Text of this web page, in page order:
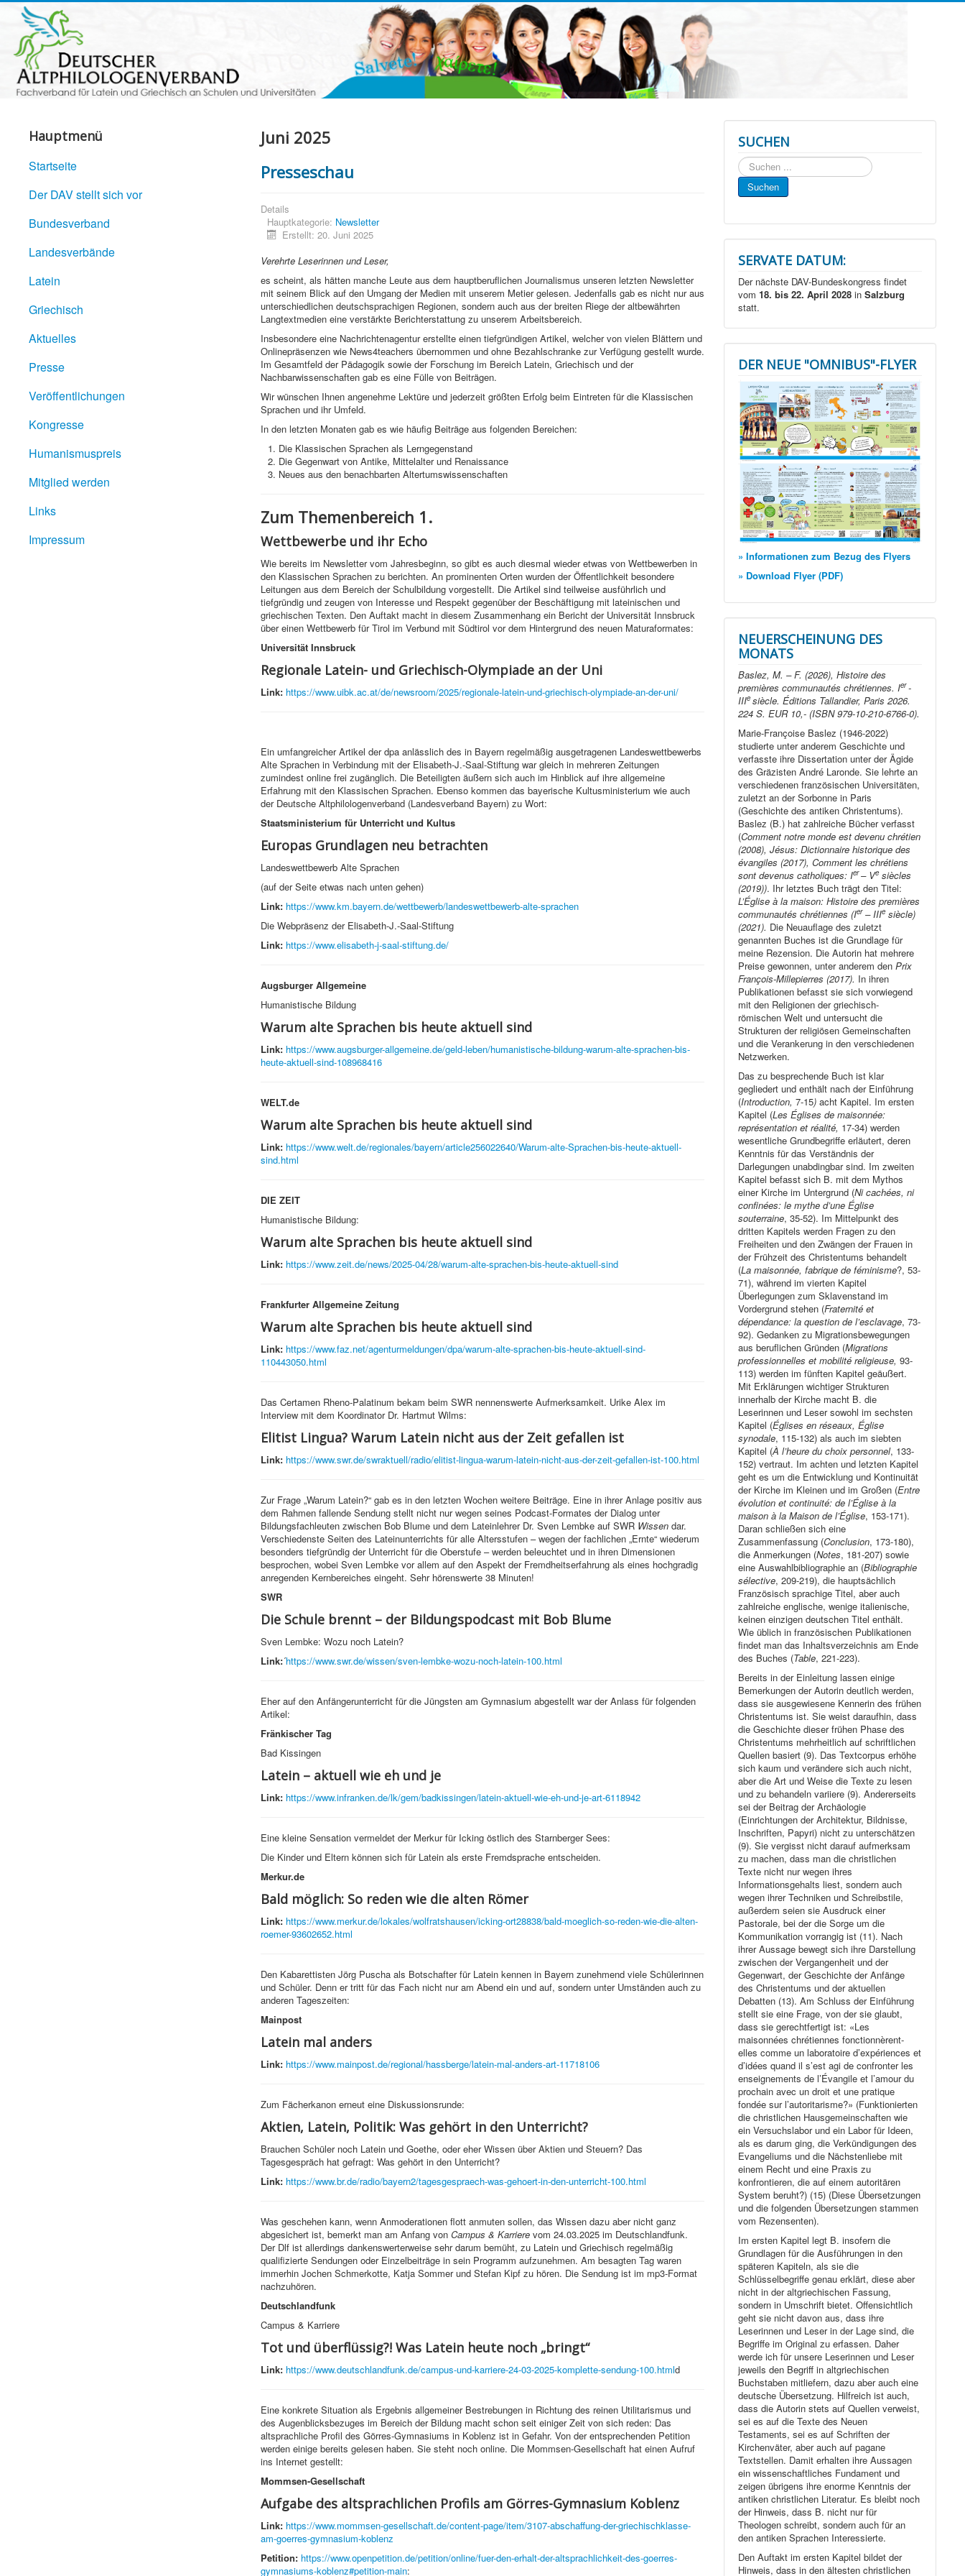
Hauptmenü
Startseite
Der DAV stellt sich vor
Bundesverband
Landesverbände
Latein
Griechisch
Aktuelles
Presse
Veröffentlichungen
Kongresse
Humanismuspreis
Mitglied werden
Links
Impressum
Juni 2025
Presseschau
Details
Hauptkategorie: Newsletter
Erstellt: 20. Juni 2025
Verehrte Leserinnen und Leser,
es scheint, als hätten manche Leute aus dem hauptberuflichen Journalismus unseren letzten Newsletter
mit seinem Blick auf den Umgang der Medien mit unserem Metier gelesen. Jedenfalls gab es nicht nur aus
unterschiedlichen deutschsprachigen Regionen, sondern auch aus der breiten Riege der altbewährten
Langtextmedien eine verstärkte Berichterstattung zu unserem Arbeitsbereich.
Insbesondere eine Nachrichtenagentur erstellte einen tiefgründigen Artikel, welcher von vielen Blättern und
Onlinepräsenzen wie News4teachers übernommen und ohne Bezahlschranke zur Verfügung gestellt wurde.
Im Gesamtfeld der Pädagogik sowie der Forschung im Bereich Latein, Griechisch und der
Nachbarwissenschaften gab es eine Fülle von Beiträgen.
Wir wünschen Ihnen angenehme Lektüre und jederzeit größten Erfolg beim Eintreten für die Klassischen
Sprachen und ihr Umfeld.
In den letzten Monaten gab es wie häufig Beiträge aus folgenden Bereichen:
Die Klassischen Sprachen als Lerngegenstand
Die Gegenwart von Antike, Mittelalter und Renaissance
Neues aus den benachbarten Altertumswissenschaften
Zum Themenbereich 1.
Wettbewerbe und ihr Echo
Wie bereits im Newsletter vom Jahresbeginn, so gibt es auch diesmal wieder etwas von Wettbewerben in
den Klassischen Sprachen zu berichten. An prominenten Orten wurden der Öffentlichkeit besondere
Leitungen aus dem Bereich der Schulbildung vorgestellt. Die Artikel sind teilweise ausführlich und
tiefgründig und zeugen von Interesse und Respekt gegenüber der Beschäftigung mit lateinischen und
griechischen Texten. Den Auftakt macht in diesem Zusammenhang ein Bericht der Universität Innsbruck
über einen Wettbewerb für Tirol im Verbund mit Südtirol vor dem Hintergrund des neuen Maturaformates:
Universität Innsbruck
Regi­o­nale Latein- und Grie­chisch-Olym­pi­ade an der Uni
Link: https://www.uibk.ac.at/de/newsroom/2025/regionale-latein-und-griechisch-olympiade-an-der-uni/
Ein umfangreicher Artikel der dpa anlässlich des in Bayern regelmäßig ausgetragenen Landeswettbewerbs
Alte Sprachen in Verbindung mit der Elisabeth-J.-Saal-Stiftung war gleich in mehreren Zeitungen
zumindest online frei zugänglich. Die Beteiligten äußern sich auch im Hinblick auf ihre allgemeine
Erfahrung mit den Klassischen Sprachen. Ebenso kommen das bayerische Kultusministerium wie auch
der Deutsche Altphilologenverband (Landesverband Bayern) zu Wort:
Staatsministerium für Unterricht und Kultus
Europas Grundlagen neu betrachten
Landeswettbewerb Alte Sprachen
(auf der Seite etwas nach unten gehen)
Link: https://www.km.bayern.de/wettbewerb/landeswettbewerb-alte-sprachen
Die Webpräsenz der Elisabeth-J.-Saal-Stiftung
Link: https://www.elisabeth-j-saal-stiftung.de/
Augsburger Allgemeine
Humanistische Bildung
Warum alte Sprachen bis heute aktuell sind
Link: https://www.augsburger-allgemeine.de/geld-leben/humanistische-bildung-warum-alte-sprachen-bis-
heute-aktuell-sind-108968416
WELT.de
Warum alte Sprachen bis heute aktuell sind
Link: https://www.welt.de/regionales/bayern/article256022640/Warum-alte-Sprachen-bis-heute-aktuell-
sind.html
DIE ZEIT
Humanistische Bildung:
Warum alte Sprachen bis heute aktuell sind
Link: https://www.zeit.de/news/2025-04/28/warum-alte-sprachen-bis-heute-aktuell-sind
Frankfurter Allgemeine Zeitung
Warum alte Sprachen bis heute aktuell sind
Link: https://www.faz.net/agenturmeldungen/dpa/warum-alte-sprachen-bis-heute-aktuell-sind-
110443050.html
Das Certamen Rheno-Palatinum bekam beim SWR nennenswerte Aufmerksamkeit. Urike Alex im
Interview mit dem Koordinator Dr. Hartmut Wilms:
Elitist Lingua? Warum Latein nicht aus der Zeit gefallen ist
Link: https://www.swr.de/swraktuell/radio/elitist-lingua-warum-latein-nicht-aus-der-zeit-gefallen-ist-100.html
Zur Frage „Warum Latein?“ gab es in den letzten Wochen weitere Beiträge. Eine in ihrer Anlage positiv aus
dem Rahmen fallende Sendung stellt nicht nur wegen seines Podcast-Formates der Dialog unter
Bildungsfachleuten zwischen Bob Blume und dem Lateinlehrer Dr. Sven Lembke auf SWR Wissendar.
Verschiedenste Seiten des Lateinunterrichts für alle Altersstufen – wegen der fachlichen „Ernte“ wiederum
besonders tiefgründig der Unterricht für die Oberstufe – werden beleuchtet und in ihren Dimensionen
besprochen, wobei Sven Lembke vor allem auf den Aspekt der Fremdheitserfahrung als eines hochgradig
anregenden Kernbereiches eingeht. Sehr hörenswerte 38 Minuten!
SWR
Die Schule brennt – der Bildungspodcast mit Bob Blume
Sven Lembke: Wozu noch Latein?
Link:´https://www.swr.de/wissen/sven-lembke-wozu-noch-latein-100.html
Eher auf den Anfängerunterricht für die Jüngsten am Gymnasium abgestellt war der Anlass für folgenden
Artikel:
Fränkischer Tag
Bad Kissingen
Latein – aktuell wie eh und je
Link: https://www.infranken.de/lk/gem/badkissingen/latein-aktuell-wie-eh-und-je-art-6118942
Eine kleine Sensation vermeldet der Merkur für Icking östlich des Starnberger Sees:
Die Kinder und Eltern können sich für Latein als erste Fremdsprache entscheiden.
Merkur.de
Bald möglich: So reden wie die alten Römer
Link: https://www.merkur.de/lokales/wolfratshausen/icking-ort28838/bald-moeglich-so-reden-wie-die-alten-
roemer-93602652.html
Den Kabarettisten Jörg Puscha als Botschafter für Latein kennen in Bayern zunehmend viele Schülerinnen
und Schüler. Denn er tritt für das Fach nicht nur am Abend ein und auf, sondern unter Umständen auch zu
anderen Tageszeiten:
Mainpost
Latein mal anders
Link: https://www.mainpost.de/regional/hassberge/latein-mal-anders-art-11718106
Zum Fächerkanon erneut eine Diskussionsrunde:
Aktien, Latein, Politik: Was gehört in den Unterricht?
Brauchen Schüler noch Latein und Goethe, oder eher Wissen über Aktien und Steuern? Das
Tagesgespräch hat gefragt: Was gehört in den Unterricht?
Link: https://www.br.de/radio/bayern2/tagesgespraech-was-gehoert-in-den-unterricht-100.html
Was geschehen kann, wenn Anmoderationen flott anmuten sollen, das Wissen dazu aber nicht ganz
abgesichert ist, bemerkt man am Anfang von Campus & Karrierevom 24.03.2025 im Deutschlandfunk.
Der Dlf ist allerdings dankenswerterweise sehr darum bemüht, zu Latein und Griechisch regelmäßig
qualifizierte Sendungen oder Einzelbeiträge in sein Programm aufzunehmen. Am besagten Tag waren
immerhin Jochen Schmerkotte, Katja Sommer und Stefan Kipf zu hören. Die Sendung ist im mp3-Format
nachzuhören.
Deutschlandfunk
Campus & Karriere
Tot und überflüssig?! Was Latein heute noch „bringt“
Link: https://www.deutschlandfunk.de/campus-und-karriere-24-03-2025-komplette-sendung-100.htmld
Eine konkrete Situation als Ergebnis allgemeiner Bestrebungen in Richtung des reinen Utilitarismus und
des Augenblicksbezuges im Bereich der Bildung macht schon seit einiger Zeit von sich reden: Das
altsprachliche Profil des Görres-Gymnasiums in Koblenz ist in Gefahr. Von der entsprechenden Petition
werden einige bereits gelesen haben. Sie steht noch online. Die Mommsen-Gesellschaft hat einen Aufruf
ins Internet gestellt:
Mommsen-Gesellschaft
Aufgabe des altsprachlichen Profils am Görres-Gymnasium Koblenz
Link: https://www.mommsen-gesellschaft.de/content-page/item/3107-abschaffung-der-griechischklasse-
am-goerres-gymnasium-koblenz
Petition: https://www.openpetition.de/petition/online/fuer-den-erhalt-der-altsprachlichkeit-des-goerres-
gymnasiums-koblenz#petition-main:
SUCHEN
Suchen
...
Suchen
SERVATE DATUM:
Der nächste DAV-Bundeskongress findet
vom18. bis 22. April 2028 inSalzburg
statt.
DER NEUE "OMNIBUS"-FLYER
» Informationen zum Bezug des Flyers
» Download Flyer (PDF)
NEUERSCHEINUNG DES
MONATS
Baslez, M. – F. (2026), Histoire des
premières communautés chrétiennes. Ier-
IIIe siècle. Éditions Tallandier, Paris 2026.
224 S. EUR 10,- (ISBN 979-10-210-6766-0).
Marie-Françoise Baslez (1946-2022)
studierte unter anderem Geschichte und
verfasste ihre Dissertation unter der Ägide
des Gräzisten André Laronde. Sie lehrte an
verschiedenen französischen Universitäten,
zuletzt an der Sorbonne in Paris
(Geschichte des antiken Christentums).
Baslez (B.) hat zahlreiche Bücher verfasst
(Comment notre monde est devenu chrétien
(2008), Jésus: Dictionnaire historique des
évangiles (2017), Comment les chrétiens
sont devenus catholiques: Ier– Ve siècles
(2019)). Ihr letztes Buch trägt den Titel:
L’Église à la maison: Histoire des premières
communautés chrétiennes (Ier– IIIe siècle)
(2021). Die Neuauflage des zuletzt
genannten Buches ist die Grundlage für
meine Rezension. Die Autorin hat mehrere
Preise gewonnen, unter anderem denPrix
François-Millepierres (2017). In ihren
Publikationen befasst sie sich vorwiegend
mit den Religionen der griechisch-
römischen Welt und untersucht die
Strukturen der religiösen Gemeinschaften
und die Verankerung in den verschiedenen
Netzwerken.
Das zu besprechende Buch ist klar
gegliedert und enthält nach der Einführung
(Introduction,7-15)acht Kapitel. Im ersten
Kapitel (Les Églises de maisonnée:
représentation et réalité, 17-34) werden
wesentliche Grundbegriffe erläutert, deren
Kenntnis für das Verständnis der
Darlegungen unabdingbar sind. Im zweiten
Kapitel befasst sich B. mit dem Mythos
einer Kirche im Untergrund (Ni cachées, ni
confinées: le mythe d’une Église
souterraine, 35-52). Im Mittelpunkt des
dritten Kapitels werden Fragen zu den
Freiheiten und den Zwängen der Frauen in
der Frühzeit des Christentums behandelt
(La maisonnée, fabrique de féminisme?, 53-
71), während im vierten Kapitel
Überlegungen zum Sklavenstand im
Vordergrund stehen (Fraternité et
dépendance: la question de l’esclavage, 73-
92). Gedanken zu Migrationsbewegungen
aus beruflichen Gründen (Migrations
professionnelles et mobilité religieuse,93-
113) werden im fünften Kapitel geäußert.
Mit Erklärungen wichtiger Strukturen
innerhalb der Kirche macht B. die
Leserinnen und Leser sowohl im sechsten
Kapitel (Églises en réseaux, Église
synodale, 115-132) als auch im siebten
Kapitel (À l’heure du choix personnel, 133-
152) vertraut. Im achten und letzten Kapitel
geht es um die Entwicklung und Kontinuität
der Kirche im Kleinen und im Großen (Entre
évolution et continuité: de l’Église à la
maison à la Maison de l’Église, 153-171).
Daran schließen sich eine
Zusammenfassung (Conclusion, 173-180),
die Anmerkungen (Notes, 181-207) sowie
eine Auswahlbibliographie an (Bibliographie
sélective, 209-219), die hauptsächlich
Französisch sprachige Titel, aber auch
zahlreiche englische, wenige italienische,
keinen einzigen deutschen Titel enthält.
Wie üblich in französischen Publikationen
findet man das Inhaltsverzeichnis am Ende
des Buches (Table, 221-223).
Bereits in der Einleitung lassen einige
Bemerkungen der Autorin deutlich werden,
dass sie ausgewiesene Kennerin des frühen
Christentums ist. Sie weist daraufhin, dass
die Geschichte dieser frühen Phase des
Christentums mehrheitlich auf schriftlichen
Quellen basiert (9). Das Textcorpus erhöhe
sich kaum und verändere sich auch nicht,
aber die Art und Weise die Texte zu lesen
und zu behandeln variiere (9). Andererseits
sei der Beitrag der Archäologie
(Einrichtungen der Architektur, Bildnisse,
Inschriften, Papyri) nicht zu unterschätzen
(9). Sie vergisst nicht darauf aufmerksam
zu machen, dass man die christlichen
Texte nicht nur wegen ihres
Informationsgehalts liest, sondern auch
wegen ihrer Techniken und Schreibstile,
außerdem seien sie Ausdruck einer
Pastorale, bei der die Sorge um die
Kommunikation vorrangig ist (11). Nach
ihrer Aussage bewegt sich ihre Darstellung
zwischen der Vergangenheit und der
Gegenwart, der Geschichte der Anfänge
des Christentums und der aktuellen
Debatten (13). Am Schluss der Einführung
stellt sie eine Frage, von der sie glaubt,
dass sie gerechtfertigt ist: «Les
maisonnées chrétiennes fonctionnèrent-
elles comme un laboratoire d’expériences et
d’idées quand il s’est agi de confronter les
enseignements de l’Évangile et l’amour du
prochain avec un droit et une pratique
fondée sur l’autoritarisme?» (Funktionierten
die christlichen Hausgemeinschaften wie
ein Versuchslabor und ein Labor für Ideen,
als es darum ging, die Verkündigungen des
Evangeliums und die Nächstenliebe mit
einem Recht und eine Praxis zu
konfrontieren, die auf einem autoritären
System beruht?) (15) (Diese Übersetzungen
und die folgenden Übersetzungen stammen
vom Rezensenten).
Im ersten Kapitel legt B. insofern die
Grundlagen für die Ausführungen in den
späteren Kapiteln, als sie die
Schlüsselbegriffe genau erklärt, diese aber
nicht in der altgriechischen Fassung,
sondern in Umschrift bietet. Offensichtlich
geht sie nicht davon aus, dass ihre
Leserinnen und Leser in der Lage sind, die
Begriffe im Original zu erfassen. Daher
werde ich für unsere Leserinnen und Leser
jeweils den Begriff in altgriechischen
Buchstaben mitliefern, dazu aber auch eine
deutsche Übersetzung. Hilfreich ist auch,
dass die Autorin stets auf Quellen verweist,
sei es auf die Texte des Neuen
Testaments, sei es auf Schriften der
Kirchenväter, aber auch auf pagane
Textstellen. Damit erhalten ihre Aussagen
ein wissenschaftliches Fundament und
zeigen übrigens ihre enorme Kenntnis der
antiken christlichen Literatur. Es bleibt noch
der Hinweis, dass B. nicht nur für
Theologen schreibt, sondern auch für an
den antiken Sprachen Interessierte.
Den Auftakt im ersten Kapitel bildet der
Hinweis, dass in den ältesten christlichen